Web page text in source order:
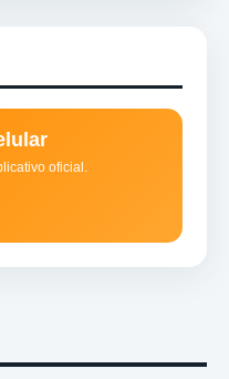
oficial.